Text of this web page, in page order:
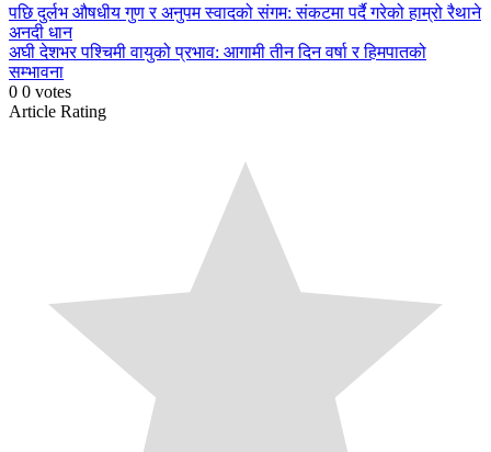
Continue
Reading
पछिदुर्लभ औषधीय गुण र अनुपम स्वादको संगम: संकटमा पर्दै गरेको हाम्रो रैथाने
अनदी धान
अघीदेशभर पश्चिमी वायुको प्रभाव: आगामी तीन दिन वर्षा र हिमपातको
सम्भावना
0 0 votes
Article Rating